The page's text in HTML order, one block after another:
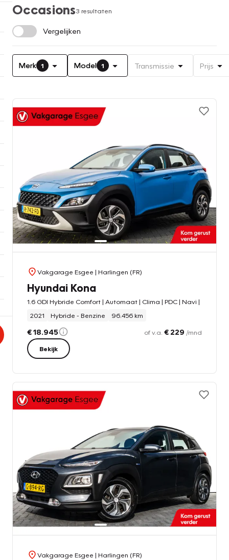
Occasions3 resultaten
Vergelijken
Merk 1 Model 1 Transmissie Prijs
Vakgarage Esgee | Harlingen (FR)
Hyundai Kona
1.6 GDI Hybride Comfort | Automaat | Clima | PDC | Navi |
2021
Hybride - Benzine 96.456 km
€ 18.945 of v.a. € 229 /mnd
Bekijk
Vakgarage Esgee | Harlingen (FR)